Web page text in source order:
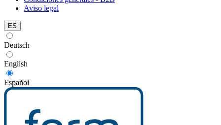
Aviso legal
ES
Deutsch
English
Español